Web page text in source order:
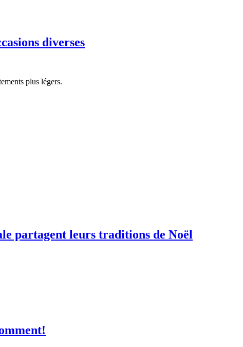
diverses
plus légers.
partagent leurs traditions de Noël